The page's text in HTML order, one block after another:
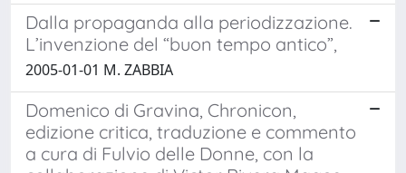
Dalla propaganda alla periodizzazione.
L’invenzione del “buon tempo antico”,
2005-01-01 M. ZABBIA
Domenico di Gravina, Chronicon,
edizione critica, traduzione e commento
a cura di Fulvio delle Donne, con la